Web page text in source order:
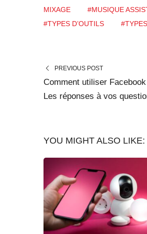
MIXAGE
#MUSIQUE
#TYPES D’OUTILS
PREVIOUS POST
Comment utiliser
Les réponses à vos
YOU MIGHT ALSO LIKE: